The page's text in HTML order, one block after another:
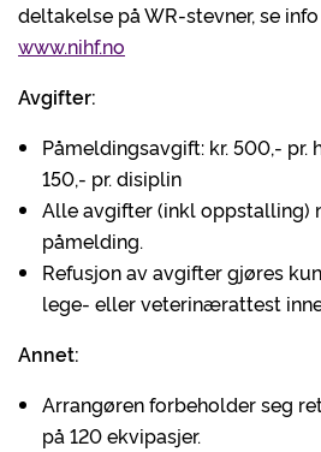
deltakelse på WR-stevner, se
www.nihf.no
Avgifter:
Påmeldingsavgift: kr. 500,- pr.
150,- pr. disiplin
Alle avgifter (inkl oppstalling)
påmelding.
Refusjon av avgifter gjøres
lege- eller veterinærattest
Annet:
Arrangøren forbeholder seg
på 120 ekvipasjer.